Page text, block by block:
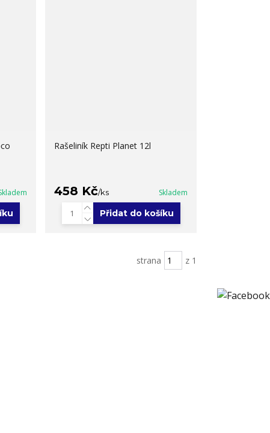
Rašeliník Repti Planet 12l
458 Kč/ks Skladem
Přidat do košíku
strana z 1